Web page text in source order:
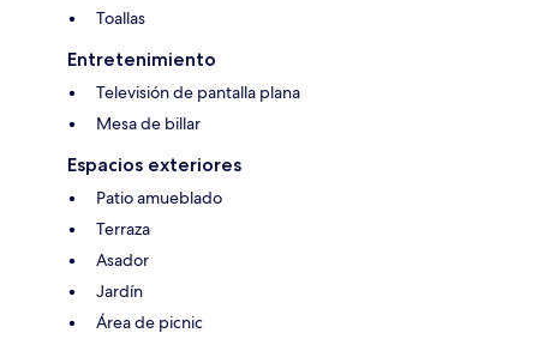
Toallas
Entretenimiento
Televisión de pantalla plana
Mesa de billar
Espacios exteriores
Patio amueblado
Terraza
Asador
Jardín
Área de picnic